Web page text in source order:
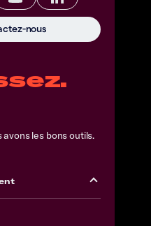
avons les bons outils.